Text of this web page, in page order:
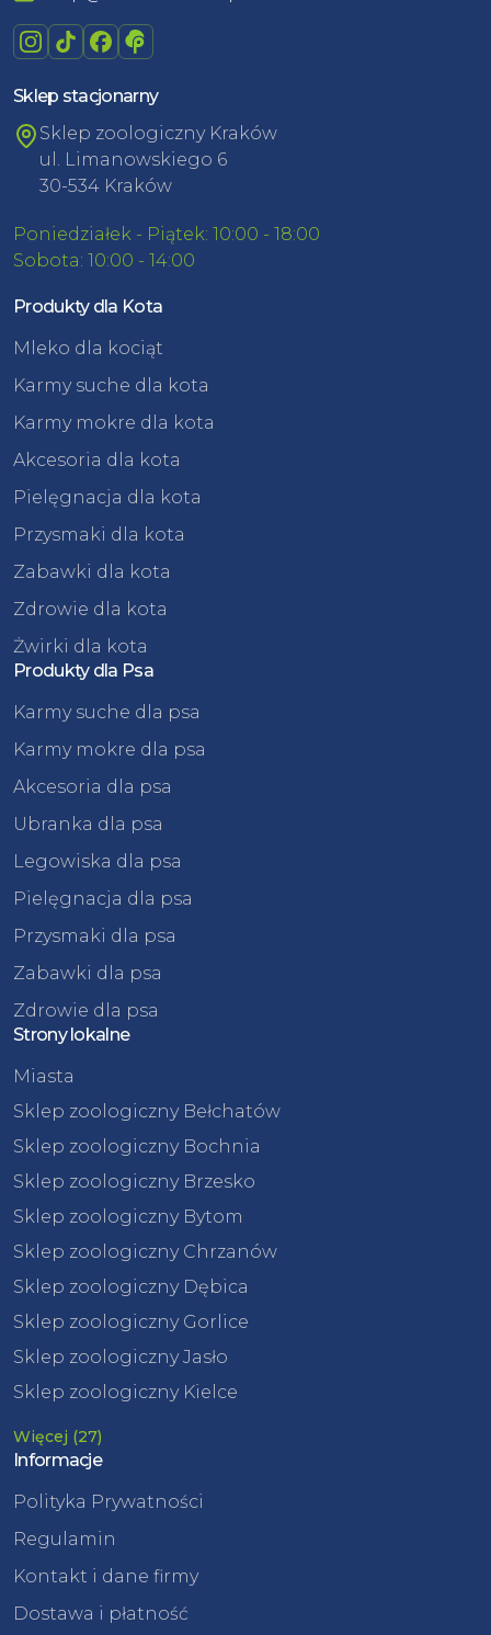
Sklep stacjonarny
Sklep zoologiczny Kraków
ul. Limanowskiego 6
30-534 Kraków
Poniedziałek - Piątek: 10:00 - 18:00
Sobota: 10:00 - 14:00
Produkty dla Kota
Mleko dla kociąt
Karmy suche dla kota
Karmy mokre dla kota
Akcesoria dla kota
Pielęgnacja dla kota
Przysmaki dla kota
Zabawki dla kota
Zdrowie dla kota
Żwirki dla kota
Produkty dla Psa
Karmy suche dla psa
Karmy mokre dla psa
Akcesoria dla psa
Ubranka dla psa
Legowiska dla psa
Pielęgnacja dla psa
Przysmaki dla psa
Zabawki dla psa
Zdrowie dla psa
Strony lokalne
Miasta
Sklep zoologiczny Bełchatów
Sklep zoologiczny Bochnia
Sklep zoologiczny Brzesko
Sklep zoologiczny Bytom
Sklep zoologiczny Chrzanów
Sklep zoologiczny Dębica
Sklep zoologiczny Gorlice
Sklep zoologiczny Jasło
Sklep zoologiczny Kielce
Więcej (27)
Informacje
Polityka Prywatności
Regulamin
Kontakt i dane firmy
Dostawa i płatność